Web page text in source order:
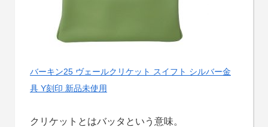
バーキン25 ヴェールクリケット スイフト シルバー金
具 Y刻印 新品未使用
クリケットとはバッタという意味。